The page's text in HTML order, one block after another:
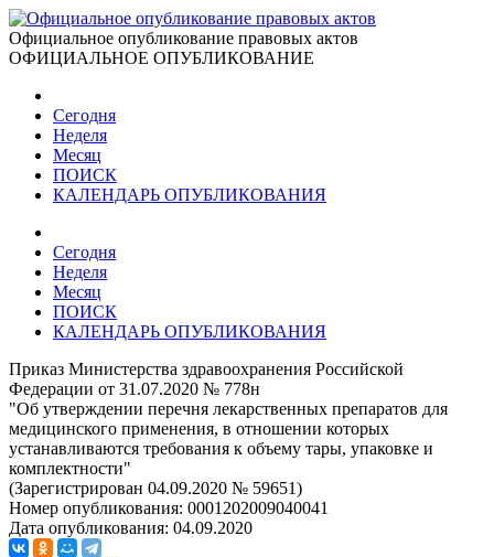
Официальное опубликование правовых актов
ОФИЦИАЛЬНОЕ ОПУБЛИКОВАНИЕ
Сегодня
Неделя
Месяц
ПОИСК
КАЛЕНДАРЬ ОПУБЛИКОВАНИЯ
Сегодня
Неделя
Месяц
ПОИСК
КАЛЕНДАРЬ ОПУБЛИКОВАНИЯ
Приказ Министерства здравоохранения Российской
Федерации от 31.07.2020 № 778н
"Об утверждении перечня лекарственных препаратов для
медицинского применения, в отношении которых
устанавливаются требования к объему тары, упаковке и
комплектности"
(Зарегистрирован 04.09.2020 № 59651)
Номер опубликования: 0001202009040041
Дата опубликования: 04.09.2020